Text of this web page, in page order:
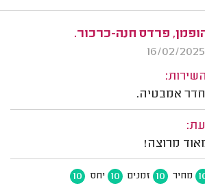
פרדס חנה-כרכור.
אמבטיה.
מרוצה!
מחיר 10 זמנים 10 יחס 10